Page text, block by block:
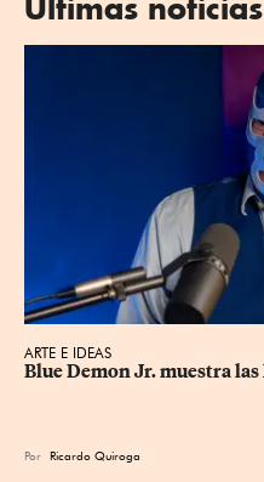
Últimas noticias
ARTE E IDEAS
Blue Demon Jr. muestra
Por Ricardo Quiroga